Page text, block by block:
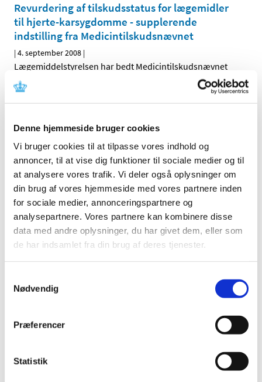
Denne hjemmeside bruger cookies
Vi bruger cookies til at tilpasse vores indhold og
annoncer, til at vise dig funktioner til sociale medier og til
at analysere vores trafik. Vi deler også oplysninger om
din brug af vores hjemmeside med vores partnere inden
for sociale medier, annonceringspartnere og
analysepartnere. Vores partnere kan kombinere disse
data med andre oplysninger, du har givet dem, eller som
de har indsamlet fra din brug af deres tjenester.
Nødvendig
Præferencer
Statistik
Revurdering af tilskudsstatus for lægemidler
til hjerte-karsygdomme - supplerende
indstilling fra Medicintilskudsnævnet
|4. september 2008 |
Lægemiddelstyrelsen har bedt Medicintilskudsnævnet
om at revurdere tilskudsstatus for lægemidler, der er…
indstilling om fremtidig tilskudsstatus for
|
Medicintilskudsnævnets indstilling vedrørende fremtidig
tilskudsstatus for lægemidler til hjerte-karsygdomme i
Revurdering af tilskudsstatus for lægemidler
til hjerte-karsygdomme i ATC-grupperne C02,
C03, C07, C08 og C09
foranledning revurderet tilskudsstatus for lægemidler,
…
Alle (2506)
2026 (84)